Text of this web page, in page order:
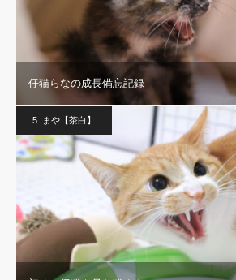
仔猫らなの成長備忘記録
5. まや【茶白】